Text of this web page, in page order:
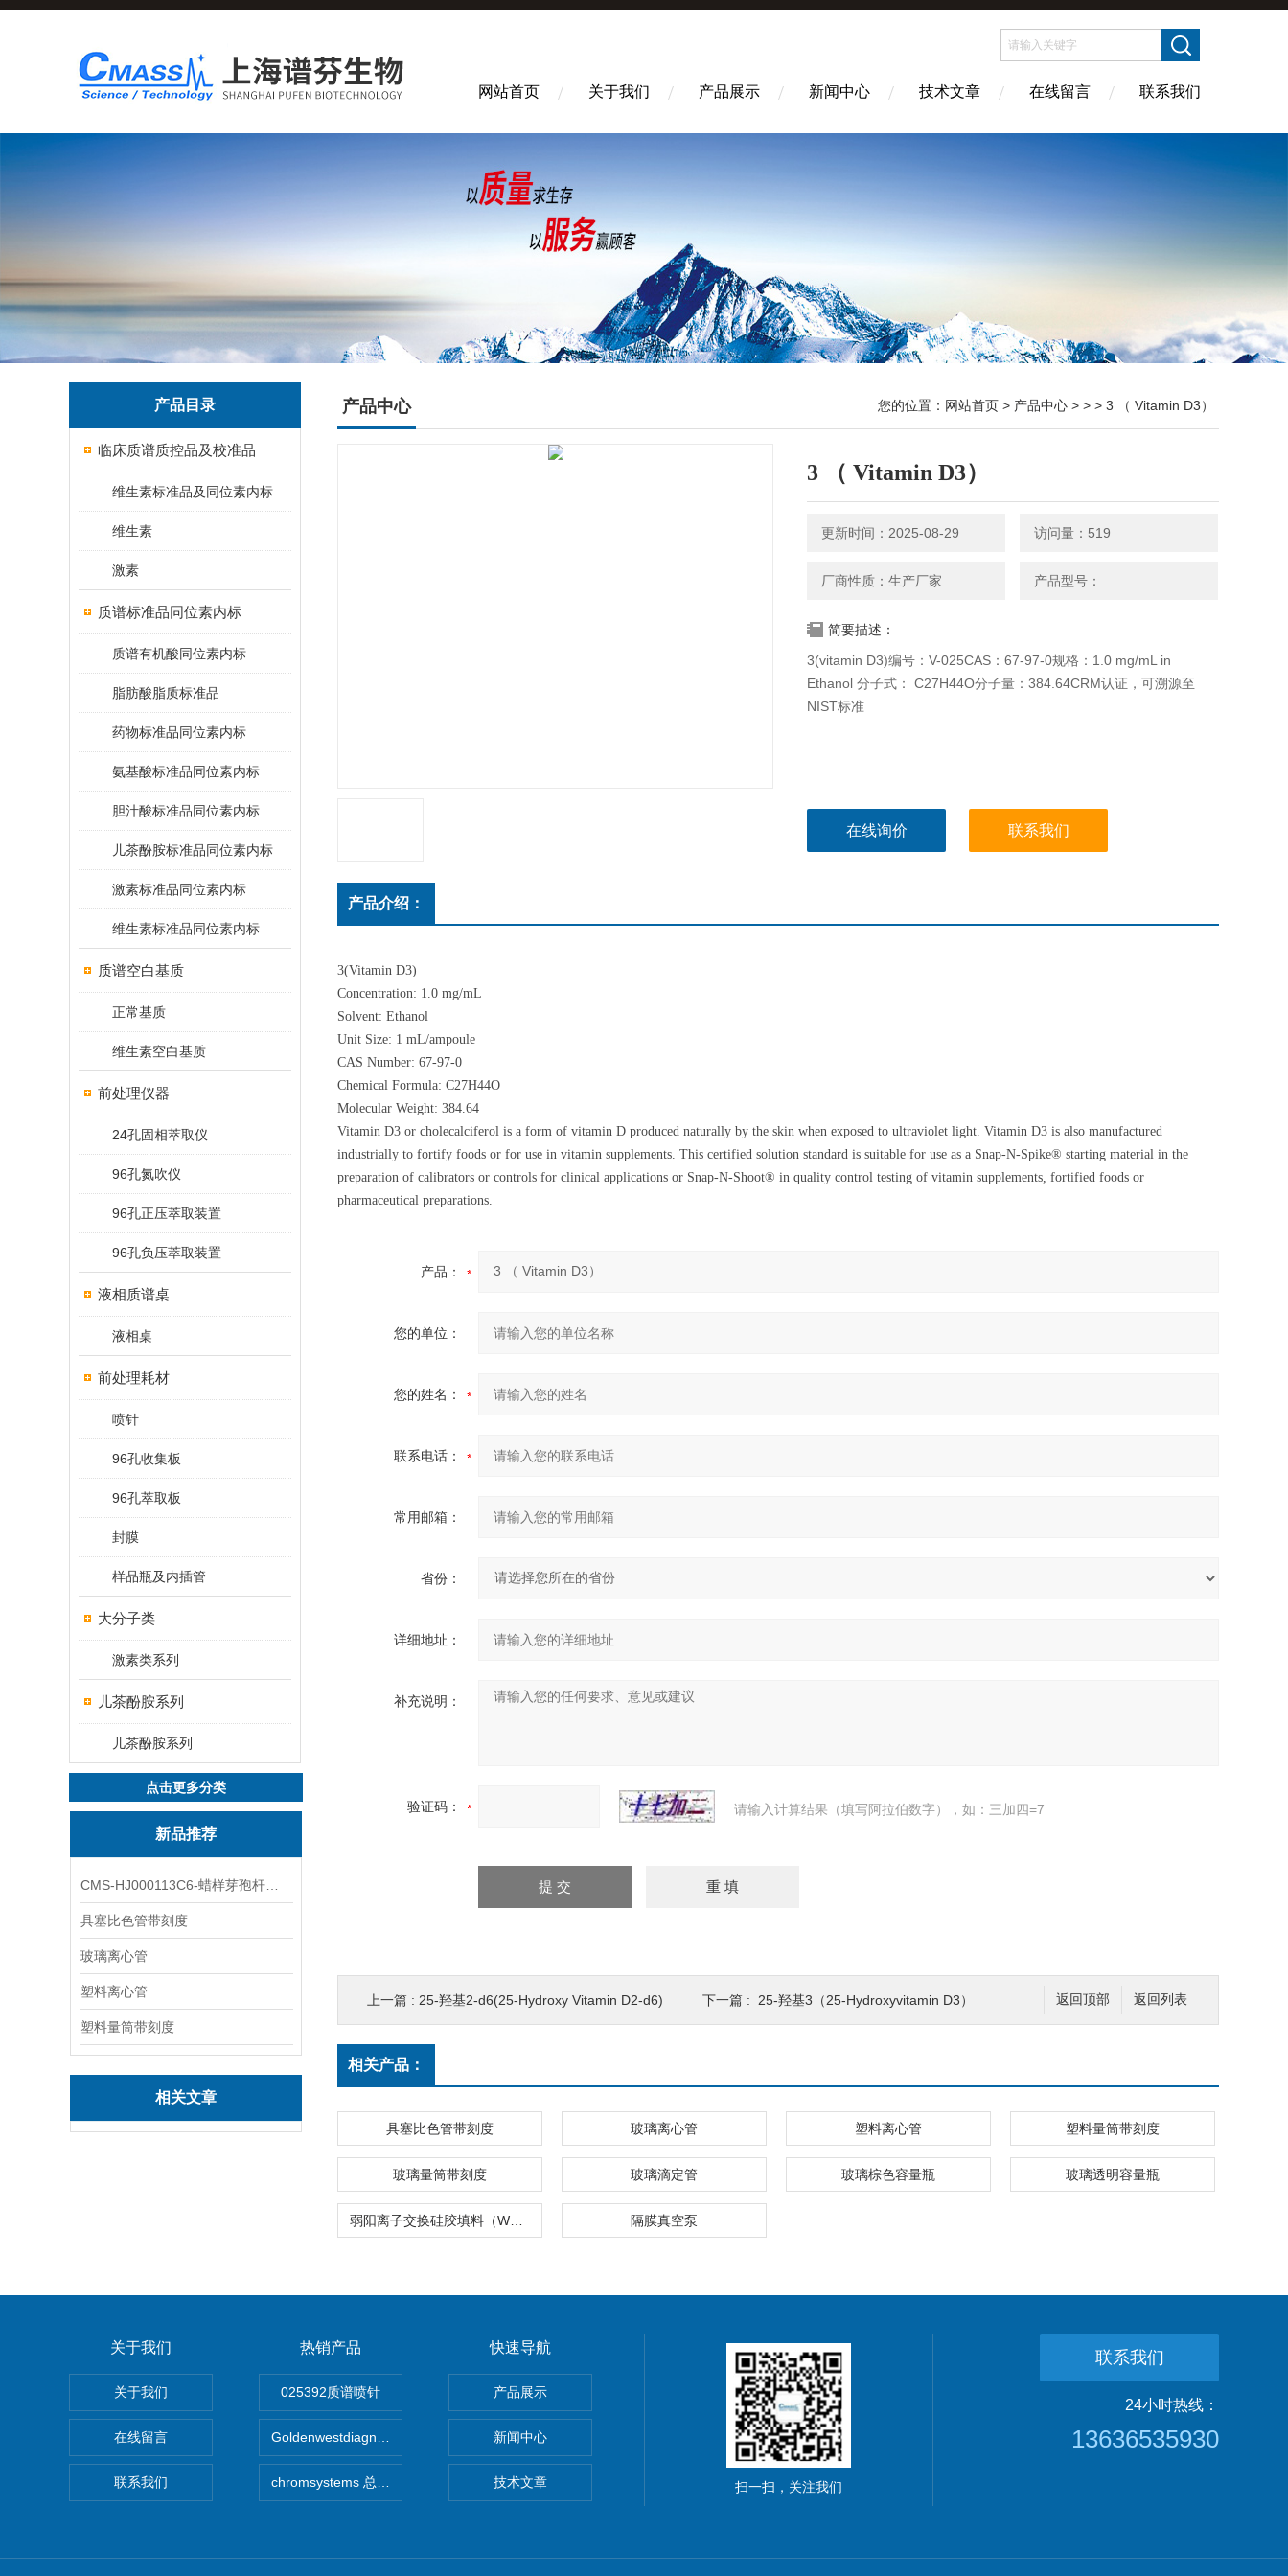
网站首页 关于我们 产品展示 新闻中心 技术文章 在线留言 联系我们
产品目录
临床质谱质控品及校准品
维生素标准品及同位素内标
维生素
激素
质谱标准品同位素内标
质谱有机酸同位素内标
脂肪酸脂质标准品
药物标准品同位素内标
氨基酸标准品同位素内标
胆汁酸标准品同位素内标
儿茶酚胺标准品同位素内标
激素标准品同位素内标
维生素标准品同位素内标
质谱空白基质
正常基质
维生素空白基质
前处理仪器
24孔固相萃取仪
96孔氮吹仪
96孔正压萃取装置
96孔负压萃取装置
液相质谱桌
液相桌
前处理耗材
喷针
96孔收集板
96孔萃取板
封膜
样品瓶及内插管
大分子类
激素类系列
儿茶酚胺系列
儿茶酚胺系列
点击更多分类
新品推荐
具塞比色管带刻度
玻璃离心管
塑料离心管
塑料量筒带刻度
相关文章
产品中心 您的位置： 网站首页 > 产品中心 > > > 3 （ Vitamin D3）
3 （ Vitamin D3）
更新时间：2025-08-29 访问量：519
厂商性质：生产厂家 产品型号：
简要描述：
3(vitamin D3)编号：V-025CAS：67-97-0规格：1.0 mg/mL in
Ethanol 分子式： C27H44O分子量：384.64CRM认证，可溯源至
NIST标准
在线询价 联系我们
产品介绍：
3(Vitamin D3)
Concentration: 1.0 mg/mL
Solvent: Ethanol
Unit Size: 1 mL/ampoule
CAS Number: 67-97-0
Chemical Formula: C27H44O
Molecular Weight: 384.64
Vitamin D3 or cholecalciferol is a form of vitamin D produced naturally by the skin when exposed to ultraviolet light. Vitamin D3 is also manufactured
industrially to fortify foods or for use in vitamin supplements. This certified solution standard is suitable for use as a Snap-N-Spike® starting material in the
preparation of calibrators or controls for clinical applications or Snap-N-Shoot® in quality control testing of vitamin supplements, fortified foods or
pharmaceutical preparations.
产品：
您的单位：
您的姓名：
联系电话：
常用邮箱：
省份：
详细地址：
补充说明：
验证码： 请输入计算结果（填写阿拉伯数字），如：三加四=7
返回列表
返回顶部
上一篇 : 25-羟基2-d6(25-Hydroxy Vitamin D2-d6) 下一篇 : 25-羟基3（25-Hydroxyvitamin D3）
相关产品：
具塞比色管带刻度 玻璃离心管 塑料离心管 塑料量筒带刻度
玻璃量筒带刻度 玻璃滴定管 玻璃棕色容量瓶 玻璃透明容量瓶
隔膜真空泵
关于我们
关于我们
在线留言
联系我们
热销产品
025392质谱喷针
Goldenwestdiagnostics总代Goldenwestdiagnostics总代理
chromsystems 总代理
快速导航
产品展示
新闻中心
技术文章 扫一扫，关注我们
联系我们
24小时热线：
13636535930